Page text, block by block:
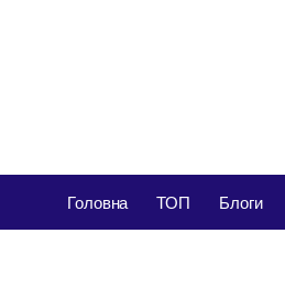
Головна ТОП Блоги